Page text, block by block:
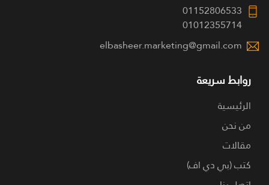
01152806533
01012355714
elbasheer.marketing@gmail.com
روابط سريعة
الرئيسية
من نحن
مقالات
كتب (بي دي اف)